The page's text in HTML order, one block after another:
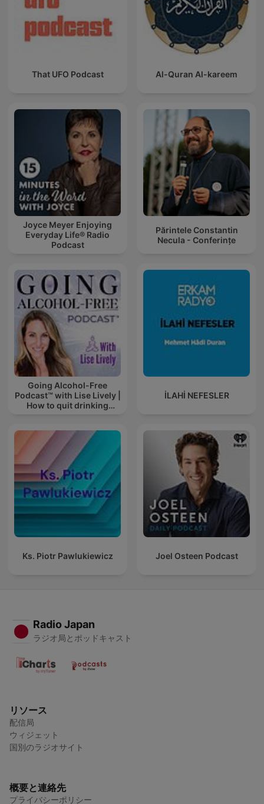
That UFO Podcast Al-Quran Al-kareem
Joyce Meyer Enjoying
Everyday Life® Radio
Podcast
Părintele Constantin
Necula - Conferințe
Going Alcohol-Free
Podcast™ with Lise Lively |
How to quit drinking
İLAHİ NEFESLER
Ks. Piotr Pawlukiewicz Joel Osteen Podcast
Radio Japan
ラジオ局とポッドキャスト
リソース
配信局
ウィジェット
国別のラジオサイト
概要と連絡先
プライバシーポリシー